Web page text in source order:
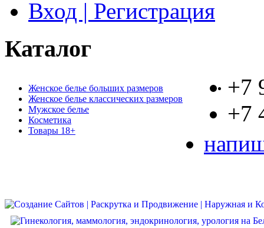
Вход | Регистрация
Каталог
Женское белье больших размеров
Женское белье классических размеров
Мужское белье
Косметика
Товары 18+
+7
+7